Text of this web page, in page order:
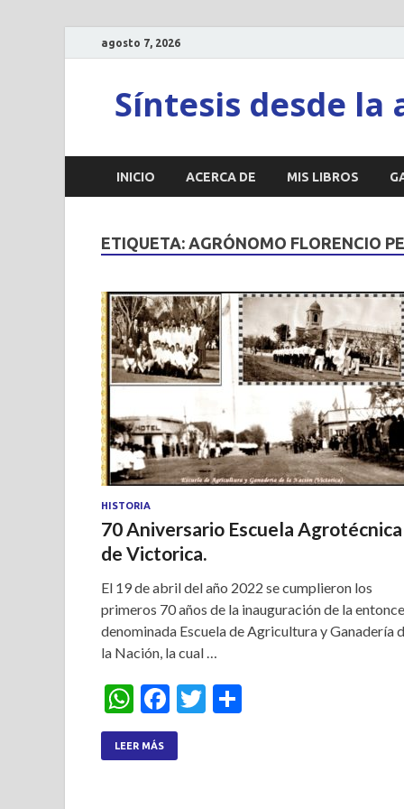
agosto 7, 2026
Síntesis desde la
INICIO ACERCA DE MIS LIBROS
ETIQUETA: AGRÓNOMO FLORENCIO
HISTORIA
70 Aniversario Escuela Agrotécnica
de Victorica.
El 19 de abril del año 2022 se cumplieron los
primeros 70 años de la inauguración de la
denominada Escuela de Agricultura y Ganadería
la Nación, la cual …
W
h
at
F
ac
e
T
LEER MÁS